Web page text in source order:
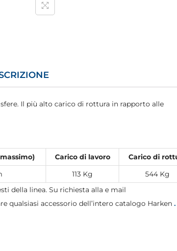
Il più alto carico di rottura in rapporto alle
Carico di lavoro
Carico di
113 Kg
544 Kg
della linea. Su richiesta alla e mail
qualsiasi accessorio dell’intero catalogo Harken .